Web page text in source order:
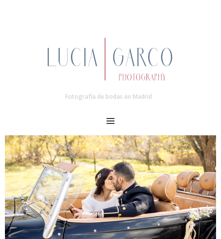
Fotografía de bodas en Madrid
MENU
Post
navigation